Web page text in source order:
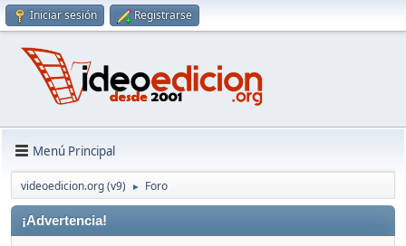
Iniciar sesión Registrarse
Menú Principal
videoedicion.org (v9) ► Foro
¡Advertencia!